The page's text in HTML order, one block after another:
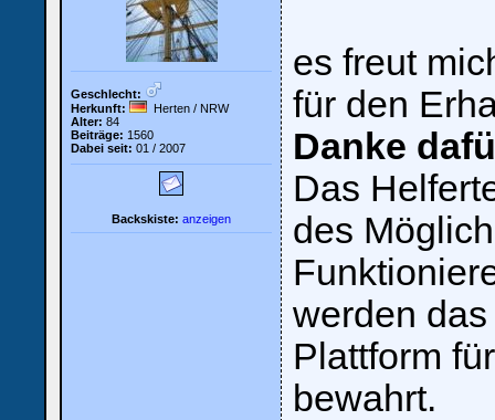
Geschlecht:
Herkunft:
Herten / NRW
Alter: 84
Beiträge: 1560
Dabei seit: 01 / 2007
Backskiste: anzeigen
es freut
für den
Danke
Das
des
werden
Plattform
bewahrt.